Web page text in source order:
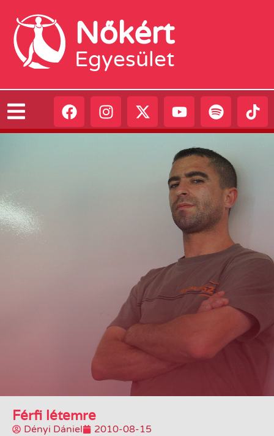
Nőkért
Egyesület
Férfi létemre
Dényi Dániel
2010-08-15